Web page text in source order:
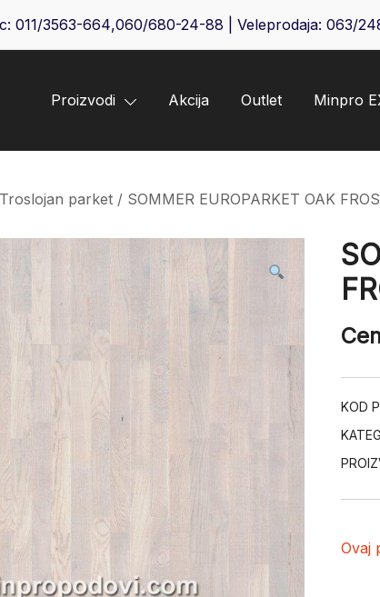
011/3563-664,060/680-24-88 | Veleprodaja: 063/
Proizvodi Akcija Outlet Minpro
Troslojan parket / SOMMER EUROPARKET OAK
KOD
Ovaj